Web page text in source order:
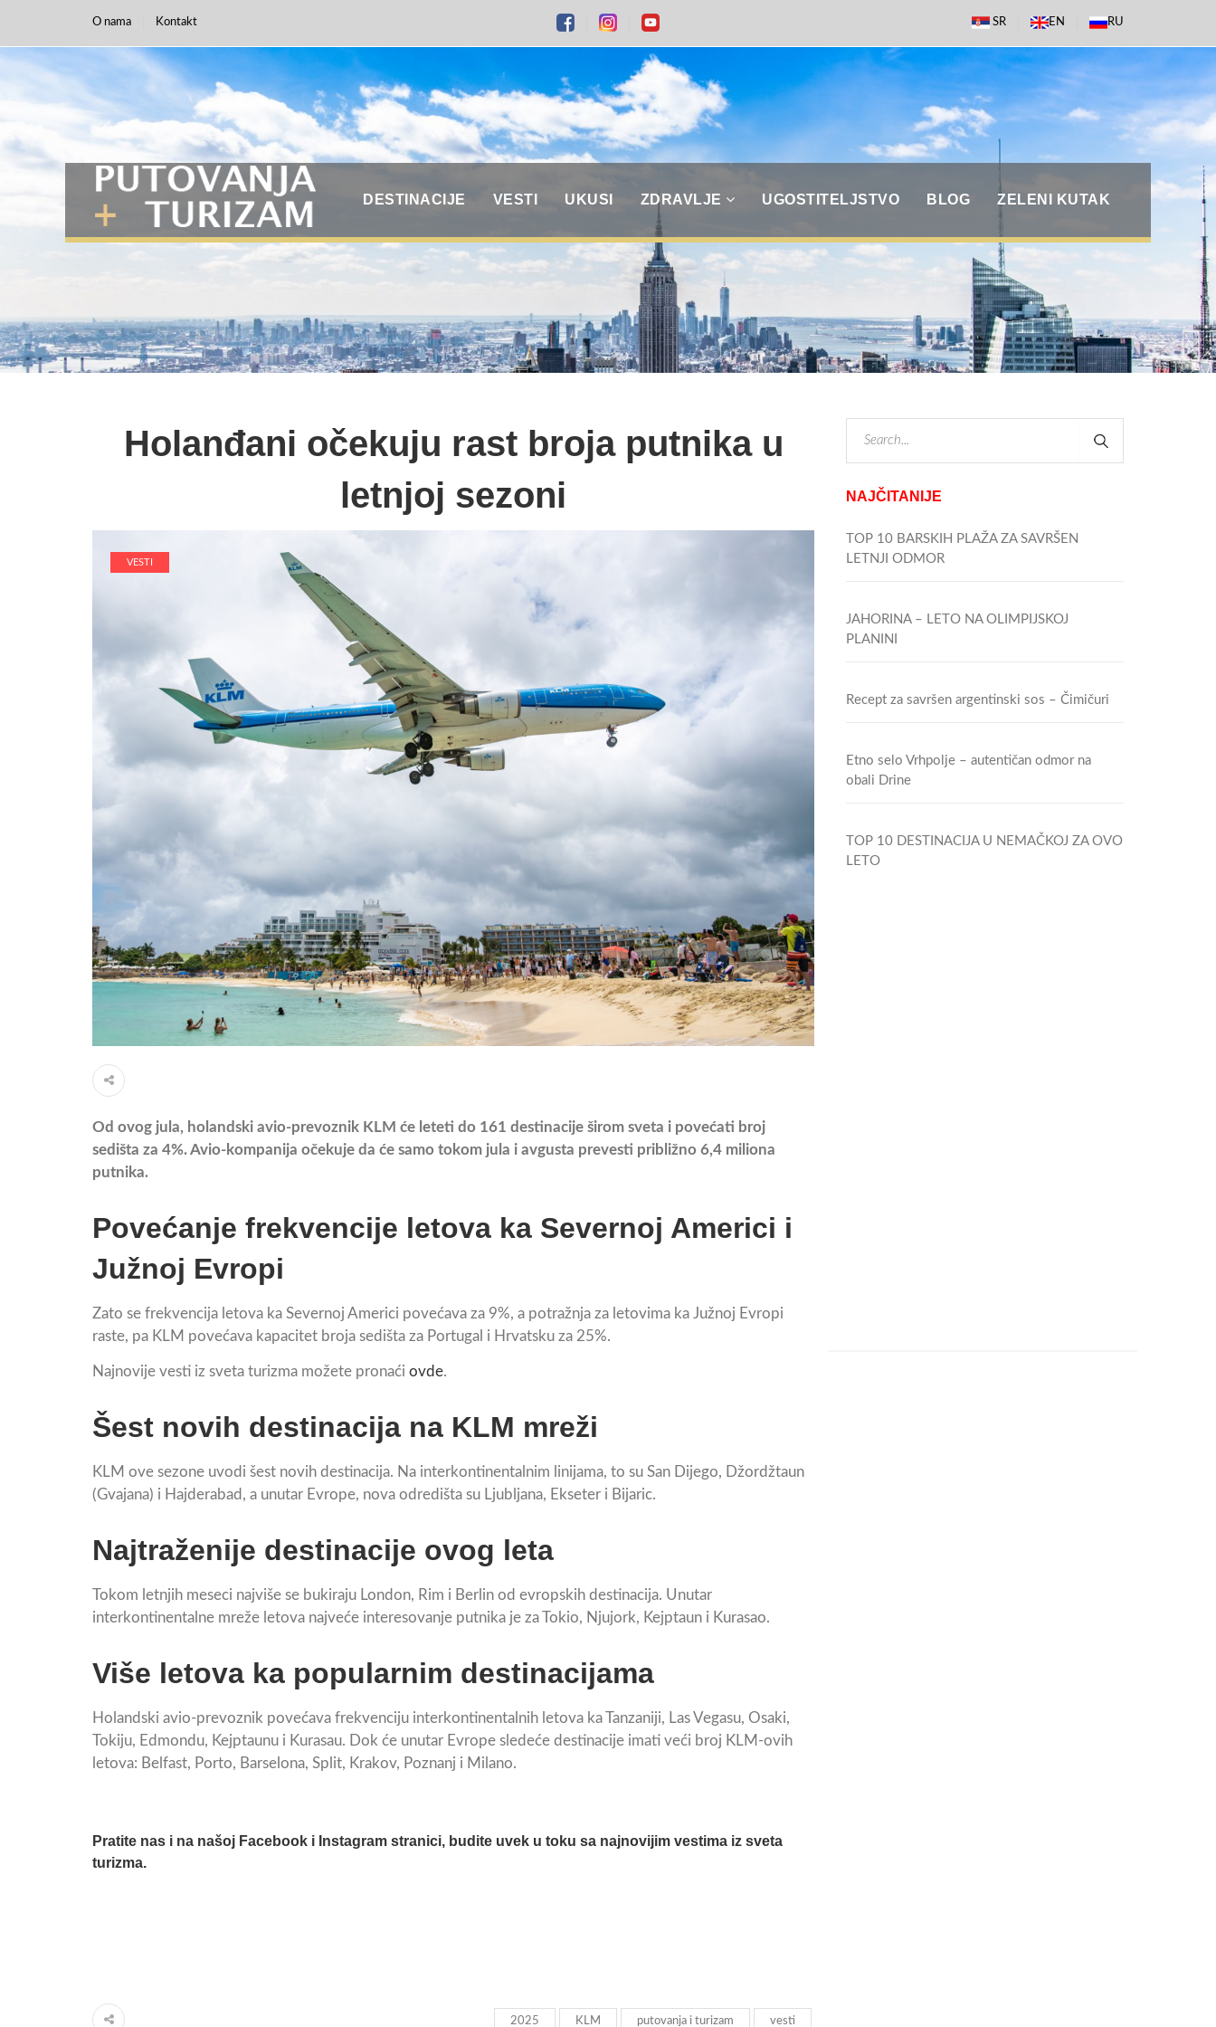
O nama Kontakt SR EN RU
DESTINACIJE VESTI UKUSI ZDRAVLJE UGOSTITELJSTVO BLOG ZELENI KUTAK
Holanđani očekuju rast broja putnika u
letnjoj sezoni
VESTI
Od ovog jula, holandski avio-prevoznik KLM će leteti do 161 destinacije širom sveta i povećati broj
sedišta za 4%. Avio-kompanija očekuje da će samo tokom jula i avgusta prevesti približno 6,4 miliona
putnika.
Povećanje frekvencije letova ka Severnoj Americi i
Južnoj Evropi
Zato se frekvencija letova ka Severnoj Americi povećava za 9%, a potražnja za letovima ka Južnoj Evropi
raste, pa KLM povećava kapacitet broja sedišta za Portugal i Hrvatsku za 25%.
Najnovije vesti iz sveta turizma možete pronaći ovde.
Šest novih destinacija na KLM mreži
KLM ove sezone uvodi šest novih destinacija. Na interkontinentalnim linijama, to su San Dijego, Džordžtaun
(Gvajana) i Hajderabad, a unutar Evrope, nova odredišta su Ljubljana, Ekseter i Bijaric.
Najtraženije destinacije ovog leta
Tokom letnjih meseci najviše se bukiraju London, Rim i Berlin od evropskih destinacija. Unutar
interkontinentalne mreže letova najveće interesovanje putnika je za Tokio, Njujork, Kejptaun i Kurasao.
Više letova ka popularnim destinacijama
Holandski avio-prevoznik povećava frekvenciju interkontinentalnih letova ka Tanzaniji, Las Vegasu, Osaki,
Tokiju, Edmondu, Kejptaunu i Kurasau. Dok će unutar Evrope sledeće destinacije imati veći broj KLM-ovih
letova: Belfast, Porto, Barselona, Split, Krakov, Poznanj i Milano.
Pratite nas i na našoj Facebook i Instagram stranici, budite uvek u toku sa najnovijim vestima iz sveta
turizma.
2025 KLM putovanja i turizam vesti
NAJČITANIJE
TOP 10 BARSKIH PLAŽA ZA SAVRŠEN
LETNJI ODMOR
JAHORINA – LETO NA OLIMPIJSKOJ
PLANINI
Recept za savršen argentinski sos – Čimičuri
Etno selo Vrhpolje – autentičan odmor na
obali Drine
TOP 10 DESTINACIJA U NEMAČKOJ ZA OVO
LETO